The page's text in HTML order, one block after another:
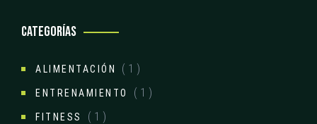
CATEGORÍAS
ALIMENTACIÓN ( 1 )
ENTRENAMIENTO ( 1 )
FITNESS ( 1 )